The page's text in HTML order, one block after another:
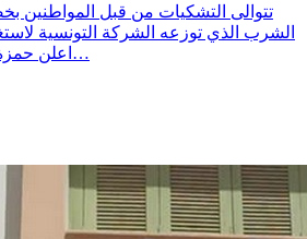
تتوالى التشكيات من قبل المواطنين
الشرب الذي توزعه الشركة التونسية
اعلن حمزة الفيل عن مركز البحوث…